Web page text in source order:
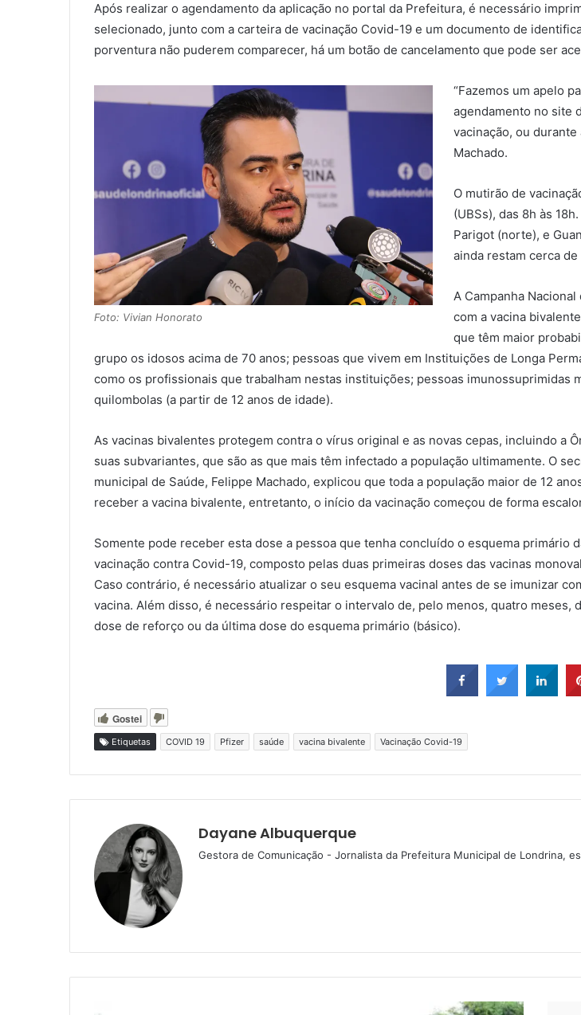
Após realizar o agendamento da aplicação no portal da Prefeitura, é necessário
selecionado, junto com a carteira de vacinação Covid-19 e um documento de
porventura não puderem comparecer, há um botão de cancelamento que pode ser
Foto: Vivian Honorato
“Fazemos um apelo
agendamento no site
vacinação, ou
Machado.
O mutirão de
(UBSs), das 8h às
Parigot (norte), e
ainda restam cerca de
A Campanha
com a vacina
que têm maior
grupo os idosos acima de 70 anos; pessoas que vivem em Instituições de Longa
como os profissionais que trabalham nestas instituições; pessoas imunossuprimidas
quilombolas (a partir de 12 anos de idade).
As vacinas bivalentes protegem contra o vírus original e as novas cepas, incluindo a
suas subvariantes, que são as que mais têm infectado a população ultimamente. O
municipal de Saúde, Felippe Machado, explicou que toda a população maior de 12
receber a vacina bivalente, entretanto, o início da vacinação começou de forma
Somente pode receber esta dose a pessoa que tenha concluído o esquema primário
vacinação contra Covid-19, composto pelas duas primeiras doses das vacinas
Caso contrário, é necessário atualizar o seu esquema vacinal antes de se imunizar
vacina. Além disso, é necessário respeitar o intervalo de, pelo menos, quatro meses,
dose de reforço ou da última dose do esquema primário (básico).
Gostei
Etiquetas COVID 19 Pfizer saúde vacina bivalente Vacinação Covid-19
Dayane Albuquerque
Gestora de Comunicação - Jornalista da Prefeitura Municipal de Londrina,